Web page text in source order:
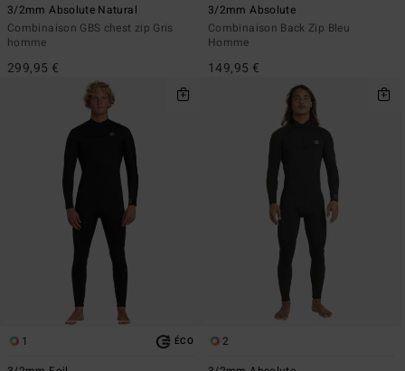
3/2mm Absolute Natural
Combinaison GBS chest zip Gris
homme
299,95 €
3/2mm Absolute
Combinaison Back Zip Bleu
Homme
149,95 €
1 ÉCO
2